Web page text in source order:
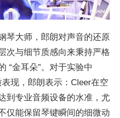
琴大师，郎朗对声音的还原
次与细节质感向来秉持严格
“金耳朵”。对于实验中
现，郎朗表示：Cleer在空
到专业音频设备的水准，尤
仅能保留琴键瞬间的细微动